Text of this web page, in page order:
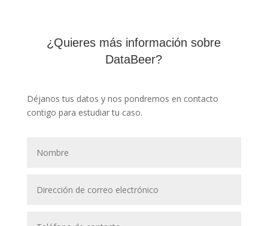
¿Quieres más información sobre
DataBeer?
Déjanos tus datos y nos pondremos en contacto
contigo para estudiar tu caso.